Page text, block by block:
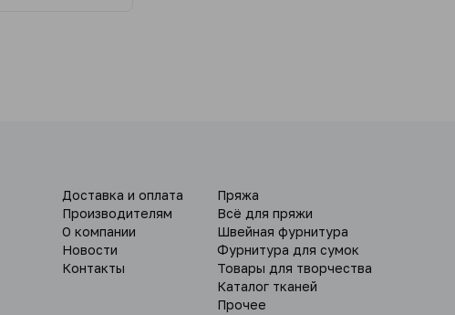
Доставка и оплата
Производителям
О компании
Новости
Контакты
Пряжа
Всё для пряжи
Швейная фурнитура
Фурнитура для сумок
Товары для творчества
Каталог тканей
Прочее